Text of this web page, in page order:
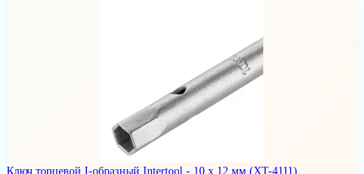
Ключ торцевой I-образный Intertool - 10 x 12 мм (XT-4111)